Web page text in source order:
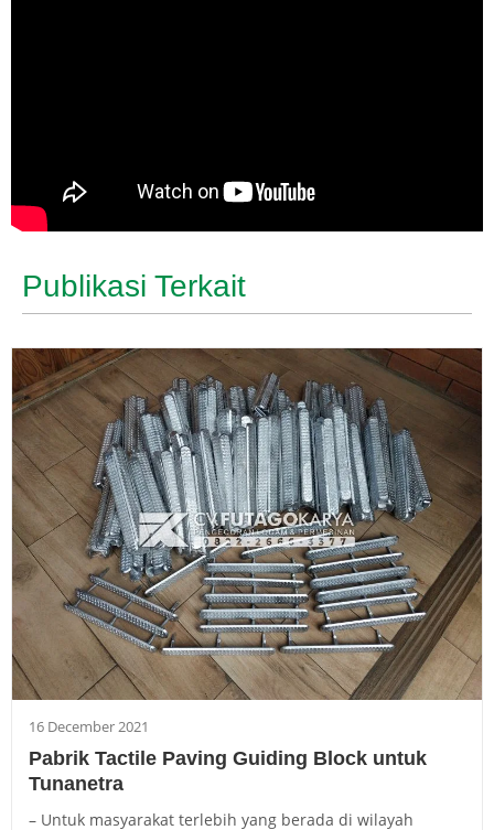
Publikasi Terkait
16 December 2021
Pabrik Tactile Paving Guiding Block untuk
Tunanetra
– Untuk masyarakat terlebih yang berada di wilayah